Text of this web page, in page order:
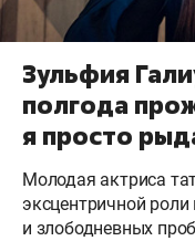
Зульфия
полгода
я просто
Молодая актриса
эксцентричной
и злободневных